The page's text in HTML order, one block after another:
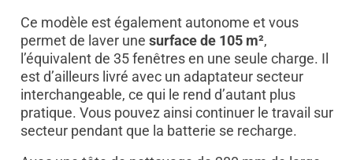
Ce modèle est également autonome et vous
permet de laver une surface de 105 m²,
l’équivalent de 35 fenêtres en une seule charge. Il
est d’ailleurs livré avec un adaptateur secteur
interchangeable, ce qui le rend d’autant plus
pratique. Vous pouvez ainsi continuer le travail sur
secteur pendant que la batterie se recharge.